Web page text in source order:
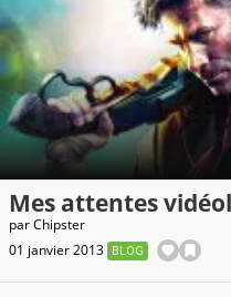
Mes attentes
parChipster
01 janvier 2013
BLOG